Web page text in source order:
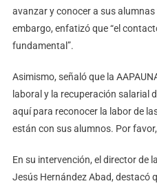
avanzar y conocer a sus alumnas
embargo, enfatizó que “el
fundamental”.
Asimismo, señaló que la
laboral y la recuperación salarial
aquí para reconocer la labor de
están con sus alumnos. Por
En su intervención, el director de
Jesús Hernández Abad, destacó